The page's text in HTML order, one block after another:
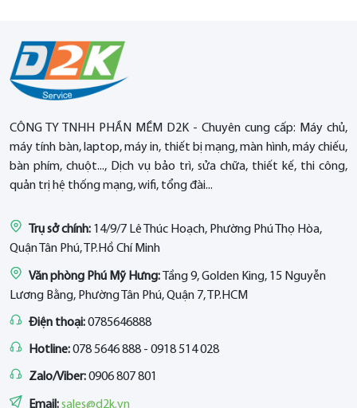
CÔNG TY TNHH PHẦN MỀM D2K - Chuyên cung cấp: Máy chủ,
máy tính bàn, laptop, máy in, thiết bị mạng, màn hình, máy chiếu,
bàn phím, chuột..., Dịch vụ bảo trì, sửa chữa, thiết kế, thi công,
quản trị hệ thống mạng, wifi, tổng đài...
Trụ sở chính: 14/9/7 Lê Thúc Hoạch, Phường Phú Thọ Hòa,
Quận Tân Phú, TP.Hồ Chí Minh
Văn phòng Phú Mỹ Hưng:Tầng 9, Golden King, 15 Nguyễn
Lương Bằng, Phường Tân Phú, Quận 7, TP.HCM
Điện thoại:0785646888
Hotline:078 5646 888 - 0918 514 028
Zalo/Viber:0906 807 801
Email:sales@d2k.vn